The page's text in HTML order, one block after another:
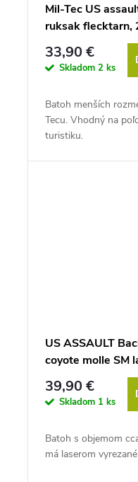
Mil-Tec US
ruksak flecktarn,
33,90 €
Skladom 2 ks
Batoh menších
Tecu. Vhodný na
turistiku.
US ASSAULT
coyote molle SM
39,90 €
Skladom 1 ks
Batoh s objemom
má laserom